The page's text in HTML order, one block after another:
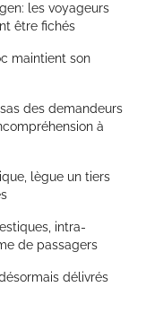
les voyageurs
être fichés
maintient son
des demandeurs
à
lègue un tiers
intra-
de passagers
délivrés